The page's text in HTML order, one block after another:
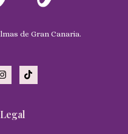
de Gran Canaria.
Legal